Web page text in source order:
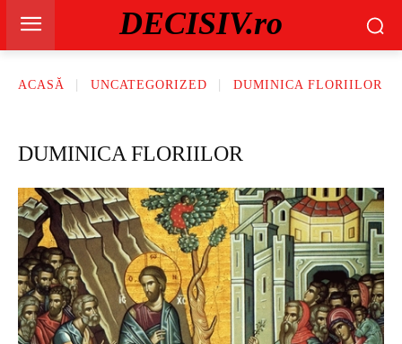
DECISIV.ro
ACASĂ UNCATEGORIZED DUMINICA FLORIILOR
DUMINICA FLORIILOR